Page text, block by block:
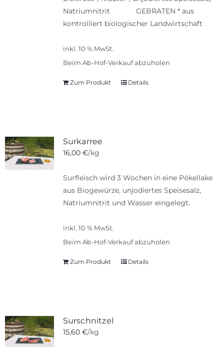
Natriumnitrit GEBRATEN * aus
kontrolliert biologischer Landwirtschaft
inkl. 10 % MwSt.
Beim Ab-Hof-Verkauf abzuholen
Zum Produkt Details
Surkarree
16,00 €/kg
Surfleisch wird 3 Wochen in eine Pökellake
aus Biogewürze, unjodiertes Speisesalz,
Natriumnitrit und Wasser eingelegt.
inkl. 10 % MwSt.
Beim Ab-Hof-Verkauf abzuholen
Zum Produkt Details
Surschnitzel
15,60 €/kg